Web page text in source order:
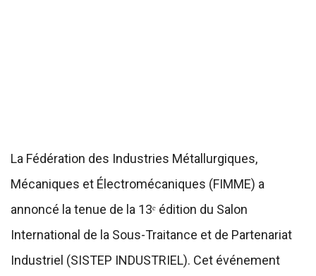
La Fédération des Industries Métallurgiques,
Mécaniques et Électromécaniques (FIMME) a
annoncé la tenue de la 13ᵉ édition du Salon
International de la Sous-Traitance et de Partenariat
Industriel (SISTEP INDUSTRIEL). Cet événement